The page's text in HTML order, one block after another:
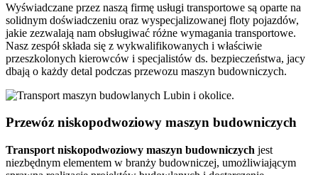
Wyświadczane przez naszą firmę usługi transportowe są oparte na
solidnym doświadczeniu oraz wyspecjalizowanej floty pojazdów,
jakie zezwalają nam obsługiwać różne wymagania transportowe.
Nasz zespół składa się z wykwalifikowanych i właściwie
przeszkolonych kierowców i specjalistów ds. bezpieczeństwa, jacy
dbają o każdy detal podczas przewozu maszyn budowniczych.
Przewóz niskopodwoziowy maszyn budowniczych
Transport niskopodwoziowy maszyn budowniczych jest
niezbędnym elementem w branży budowniczej, umożliwiającym